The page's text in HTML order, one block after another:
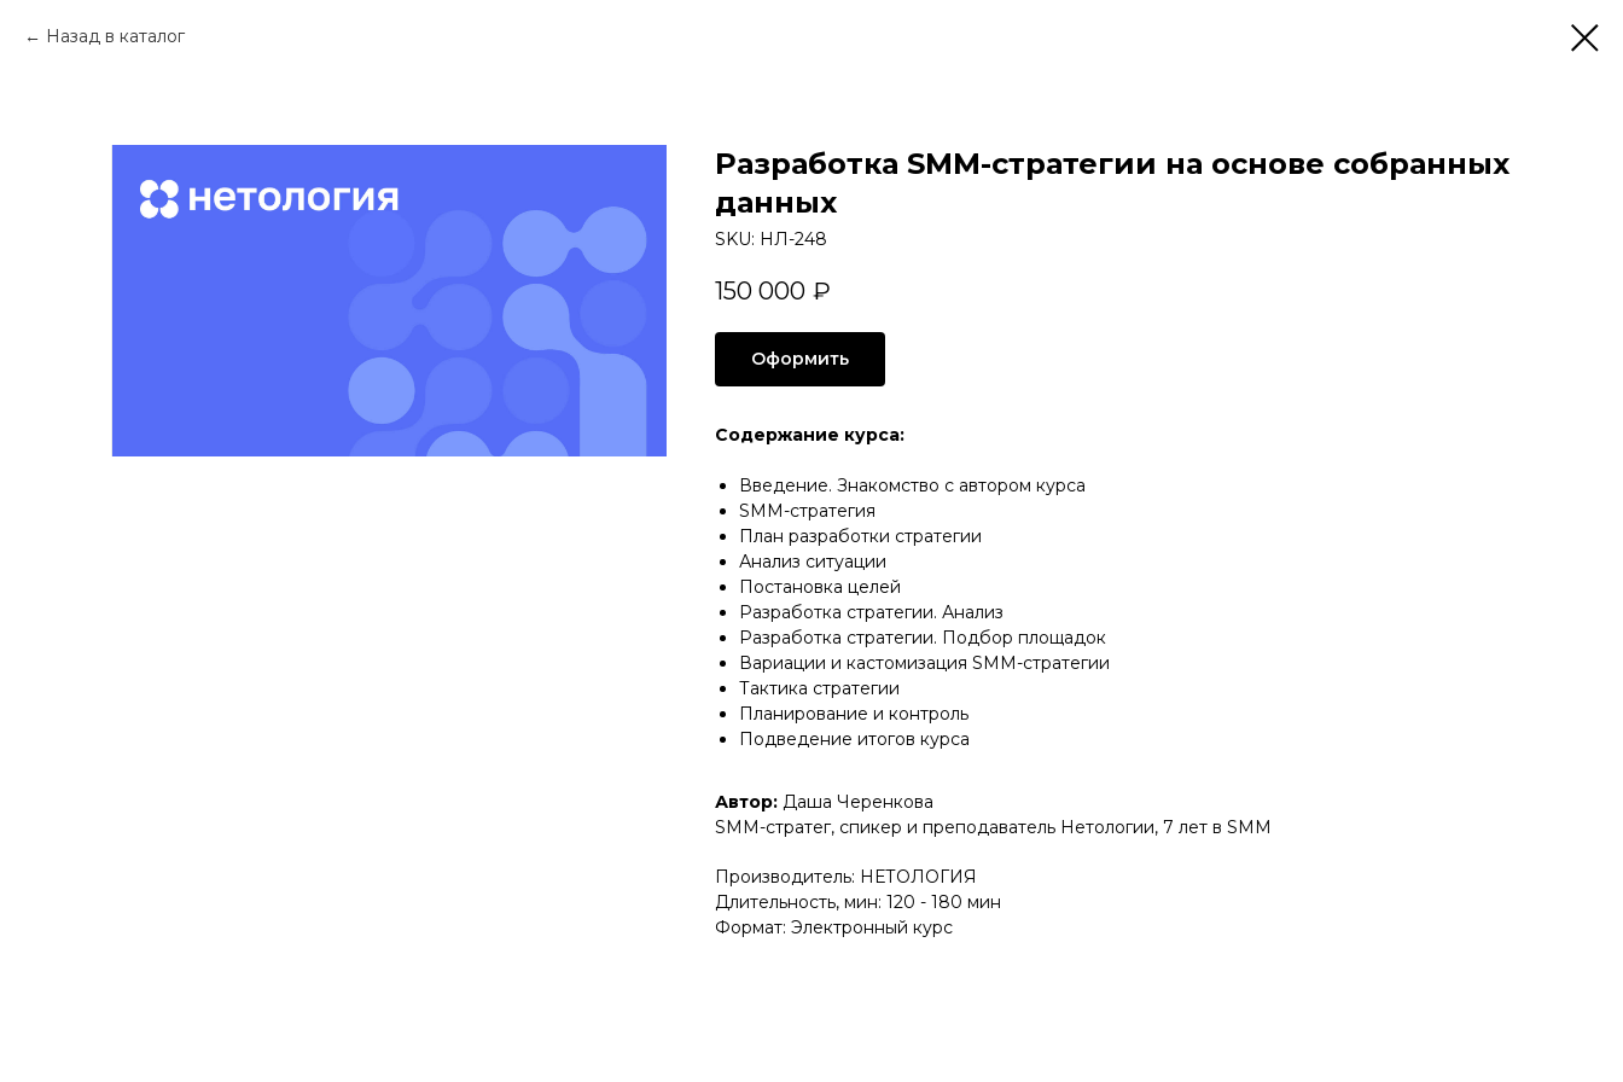
Назад в каталог
Разработка SMM-стратегии на основе собранных
данных
SKU: НЛ-248
150 000 ₽
Оформить
Содержание курса:
Введение. Знакомство с автором курса
SMM-стратегия
План разработки стратегии
Анализ ситуации
Постановка целей
Разработка стратегии. Анализ
Разработка стратегии. Подбор площадок
Вариации и кастомизация SMM-стратегии
Тактика стратегии
Планирование и контроль
Подведение итогов курса
Автор: Даша Черенкова
SMM-стратег, спикер и преподаватель Нетологии, 7 лет в SMM
Производитель: НЕТОЛОГИЯ
Длительность, мин: 120 - 180 мин
Формат: Электронный курс